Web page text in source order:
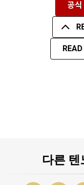
공식
다른